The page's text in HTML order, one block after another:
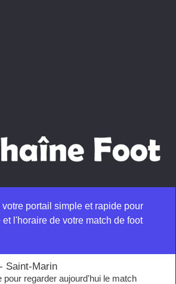
votre portail simple et rapide pour
l'horaire de votre match de foot
Saint-Marin
regarder aujourd'hui le match